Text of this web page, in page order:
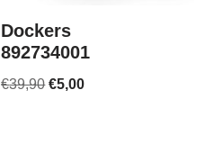
Dockers
892734001
€39,90 €5,00